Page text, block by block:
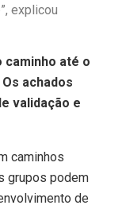
explicou
caminho até o
achados
validação e
caminhos
grupos podem
de